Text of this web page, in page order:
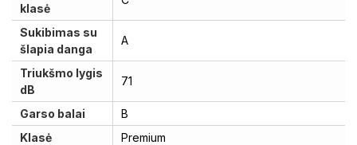
klasė
Sukibimas su
šlapia danga
A
Triukšmo lygis
dB
71
Garso balai
B
Klasė
Premium